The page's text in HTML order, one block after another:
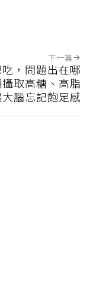
下一篇
，問題出在哪
取高糖、高脂
腦忘記飽足感